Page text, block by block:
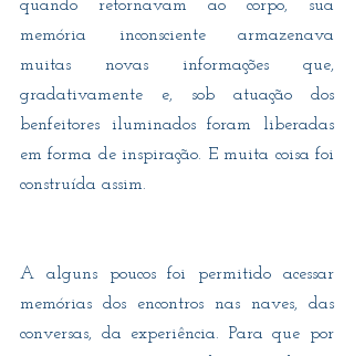
quando retornavam ao corpo, sua
memória inconsciente armazenava
muitas novas informações que,
gradativamente e, sob atuação dos
benfeitores iluminados foram liberadas
em forma de inspiração. E muita coisa foi
construída assim.
A alguns poucos foi permitido acessar
memórias dos encontros nas naves, das
conversas, da experiência. Para que por